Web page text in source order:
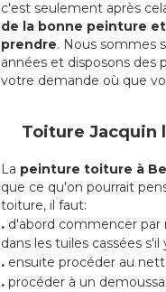
c'est seulement après
de la bonne peinture
prendre. Nous sommes
années et disposons des
votre demande où que
Toiture Jacquin
La peinture toiture à
que ce qu'on pourrait
toiture, il faut:
. d'abord commencer par
dans les tuiles cassées s'il
. ensuite procéder au
. procéder à un